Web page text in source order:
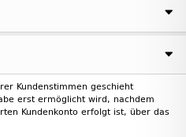
Kundenstimmen geschieht
erst ermöglicht wird, nachdem
Kundenkonto erfolgt ist, über das